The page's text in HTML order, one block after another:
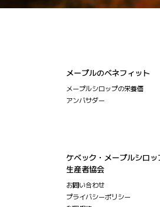
メープルのベネフィット
メープルシロップの栄養価
アンバサダー
ケベック・メープルシロッ
生産者協会
お問い合わせ
プライバシーポリシー